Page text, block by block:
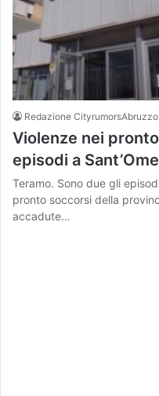
Redazione CityrumorsAbruzzo
Violenze nei
episodi a
Teramo. Sono due gli
pronto soccorsi della
accadute…